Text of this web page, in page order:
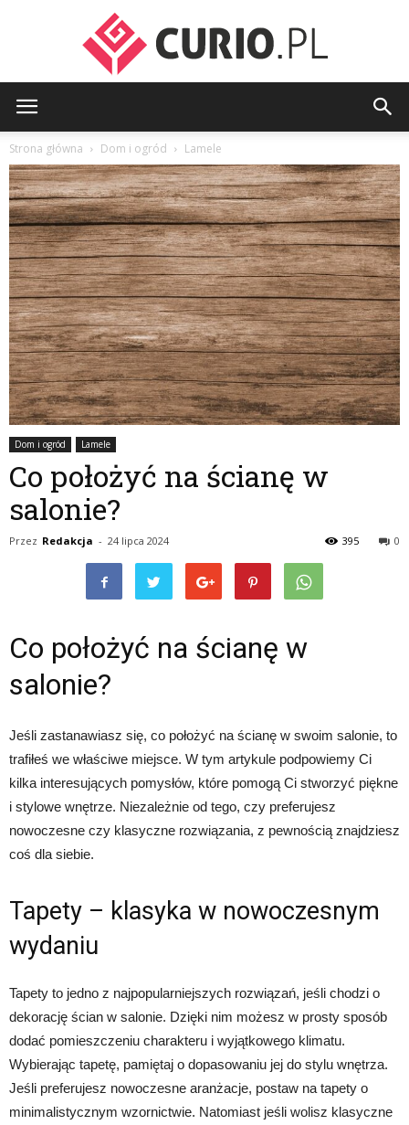
Strona główna Dom i ogród Lamele
Dom i ogród Lamele
Co położyć na ścianę w
salonie?
Przez Redakcja - 24 lipca 2024 0
395
Co położyć na ścianę w
salonie?
Jeśli zastanawiasz się, co położyć na ścianę w swoim salonie, to
trafiłeś we właściwe miejsce. W tym artykule podpowiemy Ci
kilka interesujących pomysłów, które pomogą Ci stworzyć piękne
i stylowe wnętrze. Niezależnie od tego, czy preferujesz
nowoczesne czy klasyczne rozwiązania, z pewnością znajdziesz
coś dla siebie.
Tapety – klasyka w nowoczesnym
wydaniu
Tapety to jedno z najpopularniejszych rozwiązań, jeśli chodzi o
dekorację ścian w salonie. Dzięki nim możesz w prosty sposób
dodać pomieszczeniu charakteru i wyjątkowego klimatu.
Wybierając tapetę, pamiętaj o dopasowaniu jej do stylu wnętrza.
Jeśli preferujesz nowoczesne aranżacje, postaw na tapety o
minimalistycznym wzornictwie. Natomiast jeśli wolisz klasyczne